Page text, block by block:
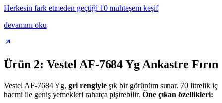
Herkesin fark etmeden geçtiği 10 muhteşem keşif
devamını oku
Ürün 2: Vestel AF-7684 Yg Ankastre Fırın
Vestel AF-7684 Yg, gri rengiyle şık bir görünüm sunar. 70 litrelik iç
hacmi ile geniş yemekleri rahatça pişirebilir. Öne çıkan özellikleri: